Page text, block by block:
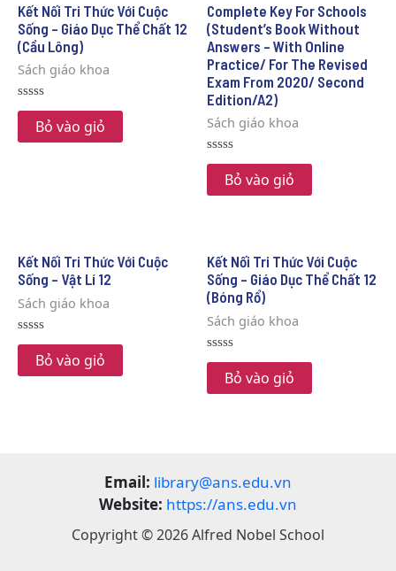
Kết Nối Tri Thức Với Cuộc
Sống – Giáo Dục Thể Chất 12
(Cầu Lông)
Sách giáo khoa
Rated
of
Bỏ vào giỏ
Complete Key For Schools
(Student’s Book Without
Answers – With Online
Practice/ For The Revised
Exam From 2020/ Second
Edition/A2)
Sách giáo khoa
Rated
of
Bỏ vào giỏ
Kết Nối Tri Thức Với Cuộc
Sống – Vật Lí 12
Sách giáo khoa
Rated
of
Bỏ vào giỏ
Kết Nối Tri Thức Với Cuộc
Sống – Giáo Dục Thể Chất 12
(Bóng Rổ)
Sách giáo khoa
Rated
of
Bỏ vào giỏ
Email: library@ans.edu.vn
Website: https://ans.edu.vn
Copyright © 2026 Alfred Nobel School